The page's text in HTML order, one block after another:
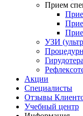
Прием
УЗИ
Акции
Специалисты
Отзывы
Учебный центр